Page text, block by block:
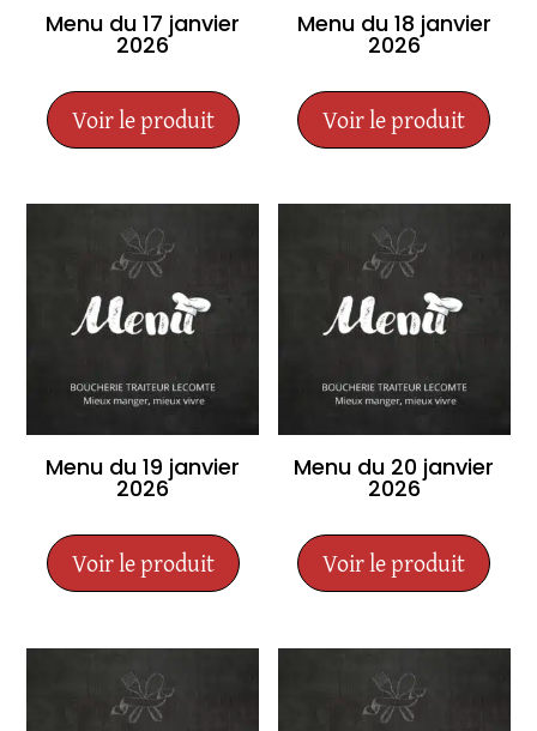
Menu du 17 janvier
2026
Voir le produit
Menu du 18 janvier
2026
Voir le produit
Menu du 19 janvier
2026
Voir le produit
Menu du 20 janvier
2026
Voir le produit